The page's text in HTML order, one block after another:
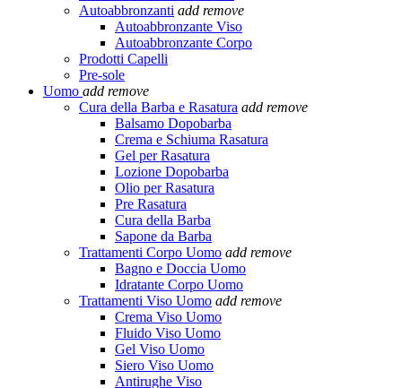
Autoabbronzanti add remove
Autoabbronzante Viso
Autoabbronzante Corpo
Prodotti Capelli
Pre-sole
Uomo add remove
Cura della Barba e Rasatura add remove
Balsamo Dopobarba
Crema e Schiuma Rasatura
Gel per Rasatura
Lozione Dopobarba
Olio per Rasatura
Pre Rasatura
Cura della Barba
Sapone da Barba
Trattamenti Corpo Uomo add remove
Bagno e Doccia Uomo
Idratante Corpo Uomo
Trattamenti Viso Uomo add remove
Crema Viso Uomo
Fluido Viso Uomo
Gel Viso Uomo
Siero Viso Uomo
Antirughe Viso